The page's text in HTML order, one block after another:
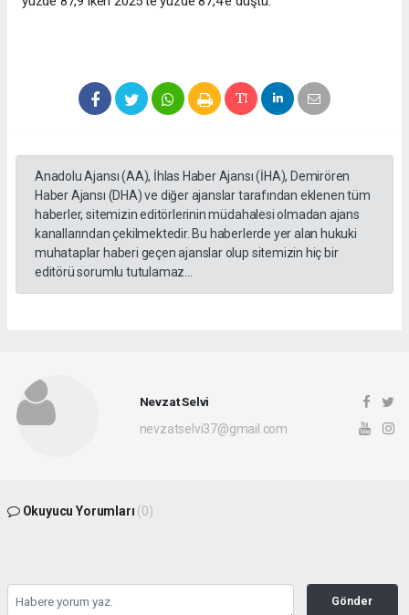
Anadolu Ajansı (AA), İhlas Haber Ajansı (İHA), Demirören
Haber Ajansı (DHA) ve diğer ajanslar tarafından eklenen tüm
haberler, sitemizin editörlerinin müdahalesi olmadan ajans
kanallarından çekilmektedir. Bu haberlerde yer alan hukuki
muhataplar haberi geçen ajanslar olup sitemizin hiç bir
editörü sorumlu tutulamaz...
Nevzat Selvi
nevzatselvi37@gmail.com
Okuyucu Yorumları (0)
Gönder